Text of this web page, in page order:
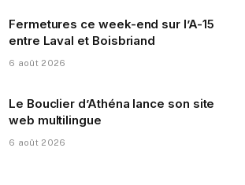
Fermetures ce week-end sur l’A-15
entre Laval et Boisbriand
6 août 2026
Le Bouclier d’Athéna lance son site
web multilingue
6 août 2026